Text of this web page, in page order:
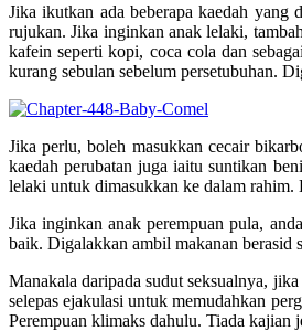
Jika ikutkan ada beberapa kaedah yang
rujukan. Jika inginkan anak lelaki,
kafein seperti kopi, coca cola dan
kurang sebulan sebelum persetubuhan.
Jika perlu, boleh masukkan cecair
kaedah perubatan juga iaitu suntikan
lelaki untuk dimasukkan ke dalam rahim.
Jika inginkan anak perempuan pula,
baik. Digalakkan ambil makanan berasid
Manakala daripada sudut seksualnya,
selepas ejakulasi untuk memudahkan
Perempuan klimaks dahulu. Tiada kajian